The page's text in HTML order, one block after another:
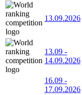
13.09.2026
13.09 -
14.09.2026
16.09 -
17.09.2026